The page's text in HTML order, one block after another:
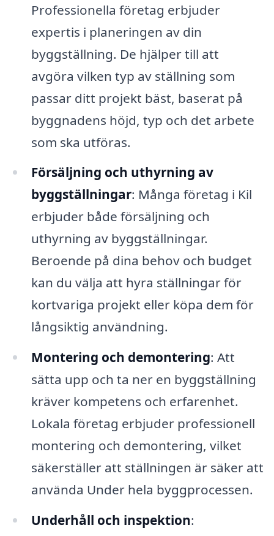
Professionella företag erbjuder
expertis i planeringen av din
byggställning. De hjälper till att
avgöra vilken typ av ställning som
passar ditt projekt bäst, baserat på
byggnadens höjd, typ och det arbete
som ska utföras.
Försäljning och uthyrning av
byggställningar: Många företag i Kil
erbjuder både försäljning och
uthyrning av byggställningar.
Beroende på dina behov och budget
kan du välja att hyra ställningar för
kortvariga projekt eller köpa dem för
långsiktig användning.
Montering och demontering: Att
sätta upp och ta ner en byggställning
kräver kompetens och erfarenhet.
Lokala företag erbjuder professionell
montering och demontering, vilket
säkerställer att ställningen är säker att
använda Under hela byggprocessen.
Underhåll och inspektion: